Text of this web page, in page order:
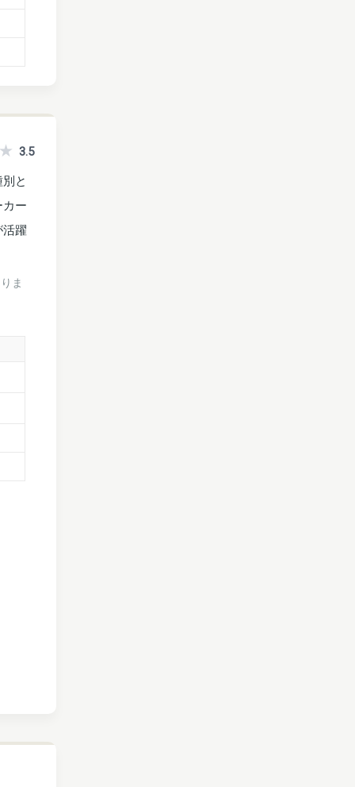
3.5
と
ー
躍
ま